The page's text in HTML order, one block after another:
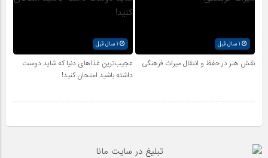
1 سال قبل
نقش هنر در حفظ و انتقال میراث فرهنگی
عجیب‌ترین غذاهای دنیا که شاید دوست
داشته باشید امتحان کنید!